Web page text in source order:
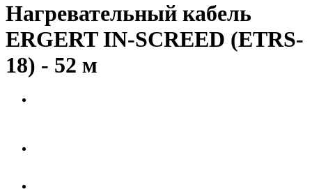
Нагревательный кабель
ERGERT IN-SCREED (ETRS-
18) - 52 м